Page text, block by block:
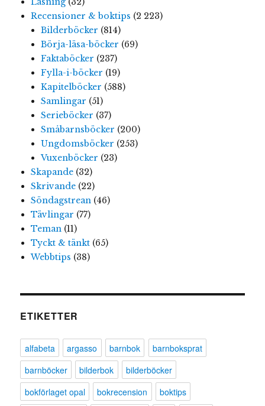
Recensioner & boktips (2 223)
Bilderböcker (814)
Börja-läsa-böcker (69)
Faktaböcker (237)
Fylla-i-böcker (19)
Kapitelböcker (588)
Samlingar (51)
Serieböcker (37)
Småbarnsböcker (200)
Ungdomsböcker (253)
Vuxenböcker (23)
Skapande(32)
Skrivande(22)
Söndagstrean(46)
Tävlingar (77)
Teman(11)
Tyckt & tänkt(65)
Webbtips (38)
ETIKETTER
alfabeta argasso barnbok
barnboksprat
barnböcker
bilderbok
bilderböcker
bokförlaget opal
bokrecension
boktips